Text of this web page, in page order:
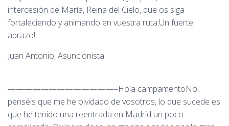
intercesión de María, Reina del Cielo, que os siga
fortaleciendo y animando en vuestra ruta.Un fuerte
abrazo!
Juan Antonio, Asuncionista
—————————————–Hola campamentoNo
penséis que me he olvidado de vosotros, lo que sucede es
que he tenido una reentrada en Madrid un poco